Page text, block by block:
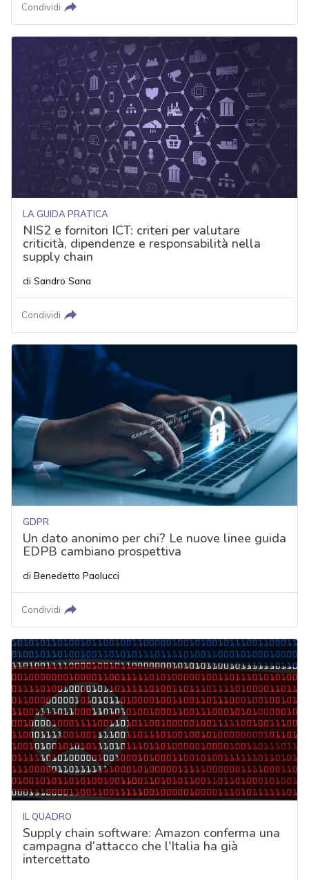
Condividi
LA GUIDA PRATICA
NIS2 e fornitori ICT: criteri per valutare
criticità, dipendenze e responsabilità nella
supply chain
di Sandro Sana
Condividi
GDPR
Un dato anonimo per chi? Le nuove linee guida
EDPB cambiano prospettiva
di Benedetto Paolucci
Condividi
IL QUADRO
Supply chain software: Amazon conferma una
campagna d’attacco che l'Italia ha già
intercettato